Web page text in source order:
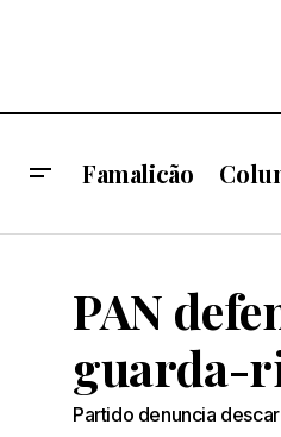
Famalicão
PAN
guarda-
Partido denuncia